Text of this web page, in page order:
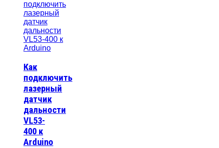
Как
подключить
лазерный
датчик
дальности
VL53-
400 к
Arduino